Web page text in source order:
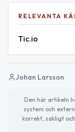
RELEVANTA
Tic.io
Johan Larsson
Den här artikeln
system och
korrekt, sakligt